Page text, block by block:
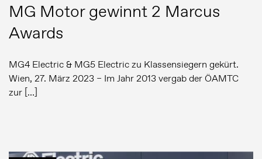
MG Motor gewinnt 2 Marcus
Awards
MG4 Electric & MG5 Electric zu Klassensiegern gekürt.
Wien, 27. März 2023 – Im Jahr 2013 vergab der ÖAMTC
zur […]